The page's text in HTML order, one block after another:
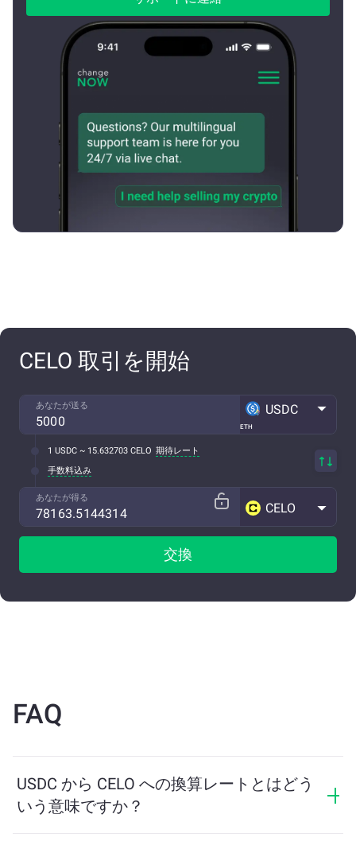
CELO 取引を開始
あなたが送る
ETH
USDC
1 USDC ~ 15.632703 CELO 期待レート
手数料込み
あなたが得る
CELO
交換
FAQ
USDC から CELO への換算レートとはどう
いう意味ですか？